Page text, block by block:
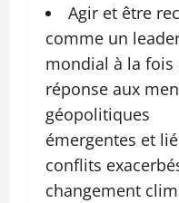
Agir et être
comme un
mondial à la fois
réponse aux
géopolitiques
émergentes et
conflits
changement